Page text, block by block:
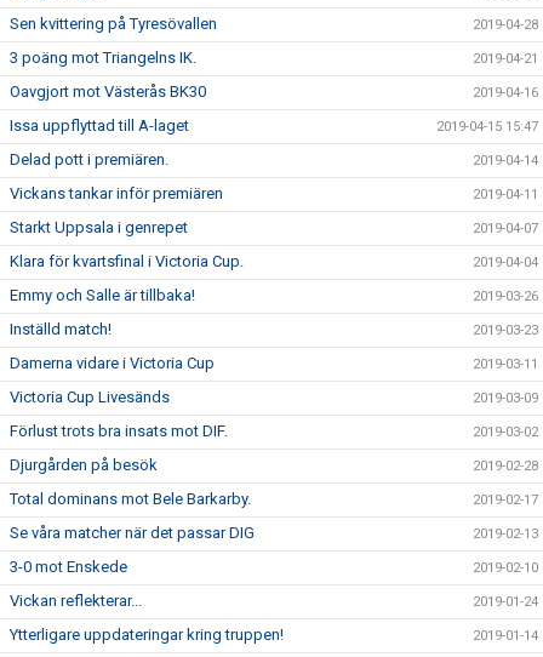
Sen kvittering på Tyresövallen 2019-04-28
3 poäng mot Triangelns IK. 2019-04-21
Oavgjort mot Västerås BK30 2019-04-16
Issa uppflyttad till A-laget 2019-04-15 15:47
Delad pott i premiären. 2019-04-14
Vickans tankar inför premiären 2019-04-11
Starkt Uppsala i genrepet 2019-04-07
Klara för kvartsfinal i Victoria Cup. 2019-04-04
Emmy och Salle är tillbaka! 2019-03-26
Inställd match! 2019-03-23
Damerna vidare i Victoria Cup 2019-03-11
Victoria Cup Livesänds 2019-03-09
Förlust trots bra insats mot DIF. 2019-03-02
Djurgården på besök 2019-02-28
Total dominans mot Bele Barkarby. 2019-02-17
Se våra matcher när det passar DIG 2019-02-13
3-0 mot Enskede 2019-02-10
Vickan reflekterar... 2019-01-24
Ytterligare uppdateringar kring truppen! 2019-01-14